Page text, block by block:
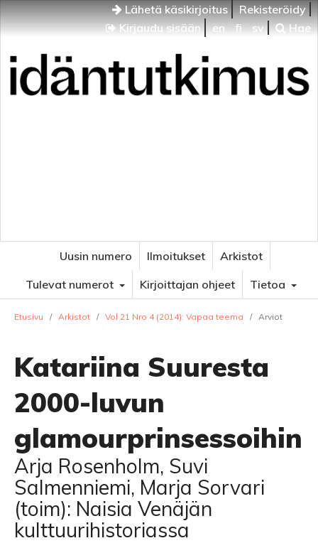
Lähetä käsikirjoitus
Rekisteröidy
Kirjaudu sisään
en fi sv Hae
Uusin numero Ilmoitukset
Arkistot
Tulevat numerot
Kirjoittajan ohjeet Tietoa
Etusivu / Arkistot / Vol 21 Nro 4 (2014): Vapaa teema / Arviot
Katariina Suuresta
2000-luvun
glamourprinsessoihin
Arja Rosenholm, Suvi
Salmenniemi, Marja Sorvari
(toim): Naisia Venäjän
kulttuurihistoriassa